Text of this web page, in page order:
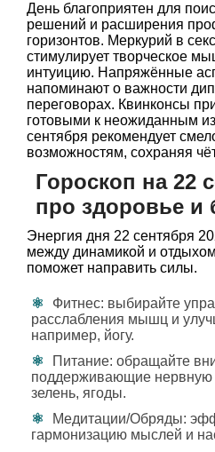
День благоприятен для
решений и расширения
горизонтов. Меркурий в
стимулирует творческое
интуицию. Напряжённые
напоминают о важности
переговорах. Квинконсы
готовыми к неожиданным
сентября рекомендует
возможностям, сохраняя
Гороскоп на 22
про здоровье и
Энергия дня 22 сентября
между динамикой и
поможет направить силы.
Фитнес: выбирайте
расслабления мышц и
например, йогу.
Питание: обращайте
поддерживающие нервную
зелень, ягоды.
Медитации/Обряды:
гармонизацию мыслей и